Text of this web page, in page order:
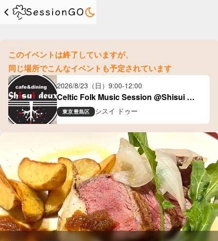
このイベントは終了していますが、
同じ場所でこんなイベントも予定されています
2026/8/23（日） 9:00-12:00
Celtic Folk Music Session @Shisui
Deux(大塚)
東京豊島区 シスイ ドゥー